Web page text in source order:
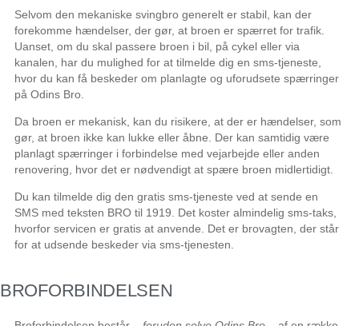
Selvom den mekaniske svingbro generelt er stabil, kan der
forekomme hændelser, der gør, at broen er spærret for trafik.
Uanset, om du skal passere broen i bil, på cykel eller via
kanalen, har du mulighed for at tilmelde dig en sms-tjeneste,
hvor du kan få beskeder om planlagte og uforudsete spærringer
på Odins Bro.
Da broen er mekanisk, kan du risikere, at der er hændelser, som
gør, at broen ikke kan lukke eller åbne. Der kan samtidig være
planlagt spærringer i forbindelse med vejarbejde eller anden
renovering, hvor det er nødvendigt at spære broen midlertidigt.
Du kan tilmelde dig den gratis sms-tjeneste ved at sende en
SMS med teksten BRO til 1919. Det koster almindelig sms-taks,
hvorfor servicen er gratis at anvende. Det er brovagten, der står
for at udsende beskeder via sms-tjenesten.
BROFORBINDELSEN